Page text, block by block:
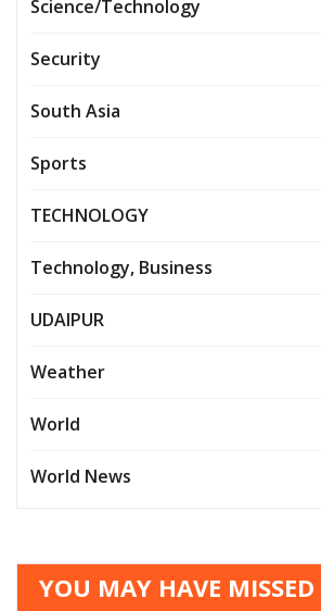
Science/Technology
Security
South Asia
Sports
TECHNOLOGY
Technology, Business
UDAIPUR
Weather
World
World News
YOU MAY HAVE MISSED